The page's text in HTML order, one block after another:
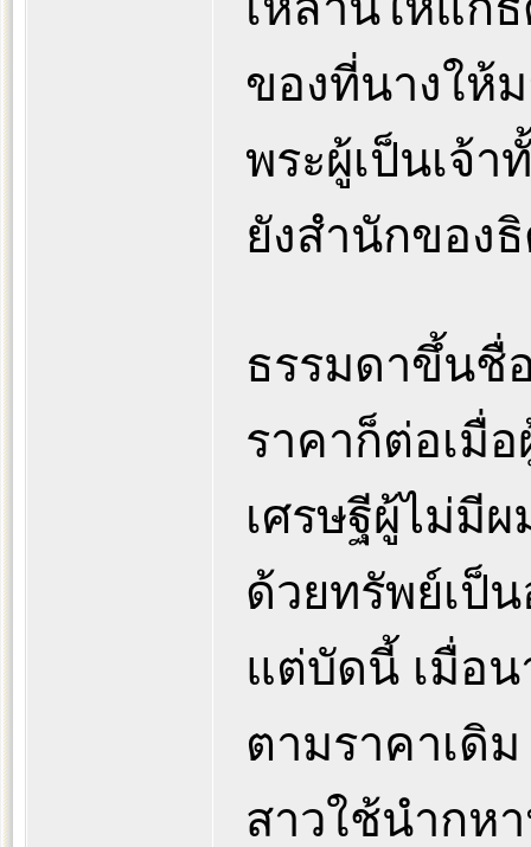
ของที่นางให้
พระผู้เป็นเจ้
ยังสำนักของ
ธรรมดาขึ้นชื่
ราคาก็ต่อเมื่
เศรษฐีผู้ไม่มี
ด้วยทรัพย์เป็
แต่บัดนี้ เมื่อน
ตามราคาเดิ
สาวใช้นำกห